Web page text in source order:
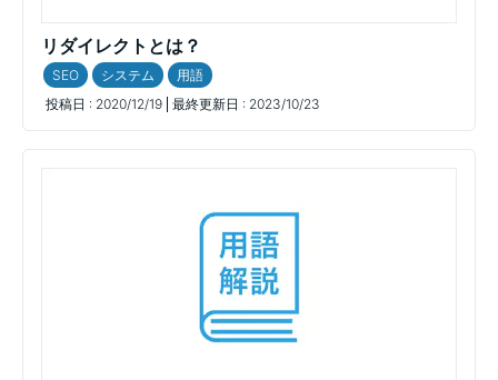
リダイレクトとは？
SEO システム
用語
投稿日 : 2020/12/19 最終更新日 : 2023/10/23